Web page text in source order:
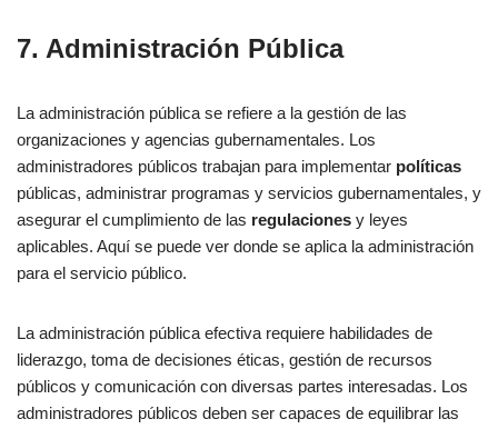
7. Administración Pública
La administración pública se refiere a la gestión de las
organizaciones y agencias gubernamentales. Los
administradores públicos trabajan para implementar políticas
públicas, administrar programas y servicios gubernamentales, y
asegurar el cumplimiento de las regulaciones y leyes
aplicables. Aquí se puede ver donde se aplica la administración
para el servicio público.
La administración pública efectiva requiere habilidades de
liderazgo, toma de decisiones éticas, gestión de recursos
públicos y comunicación con diversas partes interesadas. Los
administradores públicos deben ser capaces de equilibrar las